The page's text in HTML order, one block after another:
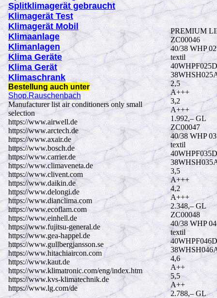
Splitklimagerätgebraucht
Klimagerät Test
Klimagerät Mobil
Klimaanlage
Klimanlagen
Klima Geräte
Klima Gerät
Klimaschrank
Bestellung auch unter
Shop.Rauschenbach
Manufacturer list air conditioners only small
selection
https://www.airwell.de
https://www.arctech.de
https://www.axair.de
https://www.bosch.de
https://www.carrier.de
https://www.climaveneta.de
https://www.clivent.com
https://www.daikin.de
https://www.delongi.de
https://www.dianclima.com
https://www.ecoflam.com
https://www.einhell.de
https://www.fujitsu-general.de
https://www.gea-happel.de
https://www.gullbergjansson.se
https://www.hitachiaircon.com
https://www.kaut.de
https://www.klimatronic.com/eng/index.htm
https://www.kvs-klimatechnik.de
https://www.lg.com/de
PREMIUM
ZC00046
40/38 WHP
textil
2,5
A+++
3,2
A+++
1.992,– GL
ZC00047
40/38 WHP
textil
3,5
A+++
4,2
A+++
2.348,– GL
ZC00048
40/38 WHP
textil
4,6
A++
5,5
A++
2.788,– GL